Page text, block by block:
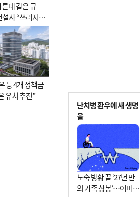
데 같은 규
사 “쓰러지기
등 4개 정책금
유치 추진”
난치병 환우에 새 생명
을
노숙 방황 끝 ‘27년 만
의 가족 상봉’…어머니